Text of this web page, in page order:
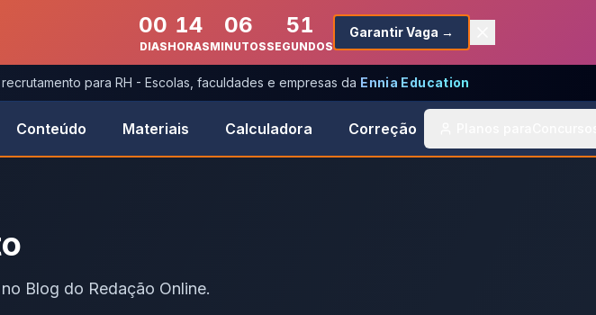
00
DIAS
14
HORAS
06
MINUTOS
51
SEGUNDOS
Garantir Vaga →
para RH - Escolas, faculdades e empresas da Ennia Education
Conteúdo Materiais Calculadora Correção
no Blog do Redação Online.